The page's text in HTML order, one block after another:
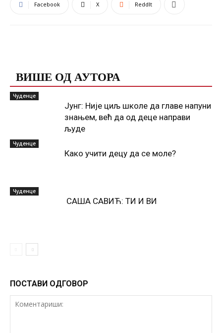
Facebook X ReddIt
ВИШЕ ОД АУТОРА
Чуденце
Јунг: Није циљ школе да главе напуни
знањем, већ да од деце направи
људе
Чуденце
Како учити децу да се моле?
Чуденце
САША САВИЋ: ТИ И ВИ
ПОСТАВИ ОДГОВОР